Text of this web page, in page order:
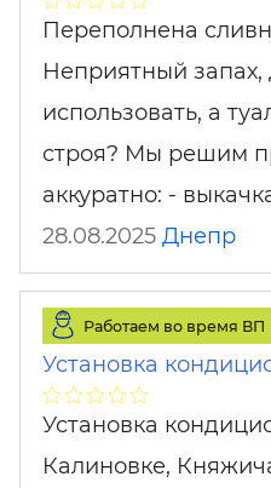
Переполнена
Неприятный
использовать, а
строя? Мы решим
аккуратно: -
28.08.2025 Днепр
Работаем во время ВП
Установка
Установка
Калиновке,